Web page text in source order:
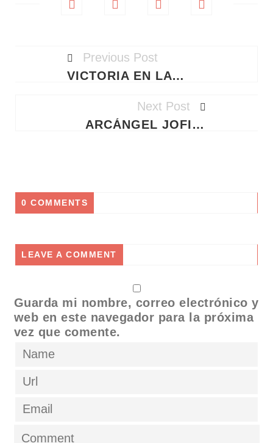
Previous Post
VICTORIA EN LA TORMENTA: CÓMO VENCER TUS BATALLAS INVISIBLES CON LA ARMADURA DE DIOS
Next Post
ARCÁNGEL JOFIEL: EL DESPERTAR DE TU ILUMINACIÓN DIVINA
0 COMMENTS
LEAVE A COMMENT
Guarda mi nombre, correo electrónico y
web en este navegador para la próxima
vez que comente.